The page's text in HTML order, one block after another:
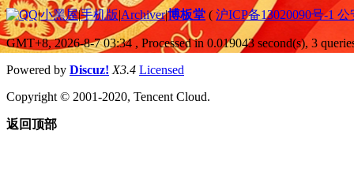
|小黑屋|手机版|Archiver|博板堂 ( 沪ICP备13020090号-1
GMT+8, 2026-8-7 03:34, Processed in 0.019043 second(s), 3
Powered by Discuz! X3.4 Licensed
Copyright © 2001-2020, Tencent Cloud.
返回顶部